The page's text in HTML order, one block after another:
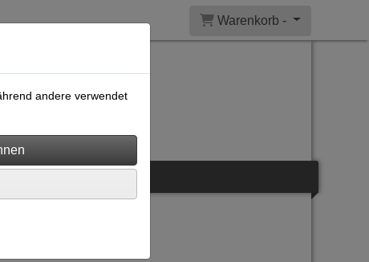
Warenkorb -
andere verwendet